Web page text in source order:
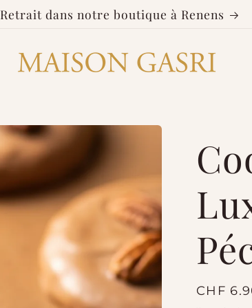
Retrait dans notre boutique à Renens
Prix
CHF